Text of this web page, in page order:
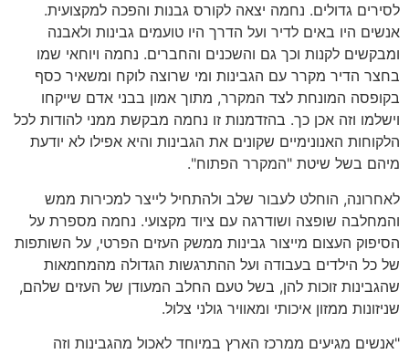
לסירים גדולים. נחמה יצאה לקורס גבנות והפכה למקצועית.
אנשים היו באים לדיר ועל הדרך היו טועמים גבינות ולאבנה
ומבקשים לקנות וכך גם והשכנים והחברים. נחמה ויוחאי שמו
בחצר הדיר מקרר עם הגבינות ומי שרוצה לוקח ומשאיר כסף
בקופסה המונחת לצד המקרר, מתוך אמון בבני אדם שייקחו
וישלמו וזה אכן כך. בהזדמנות זו נחמה מבקשת ממני להודות לכל
הלקוחות האנונימיים שקונים את הגבינות והיא אפילו לא יודעת
מיהם בשל שיטת "המקרר הפתוח".
לאחרונה, הוחלט לעבור שלב ולהתחיל לייצר למכירות ממש
והמחלבה שופצה ושודרגה עם ציוד מקצועי. נחמה מספרת על
הסיפוק העצום מייצור גבינות ממשק העזים הפרטי, על השותפות
של כל הילדים בעבודה ועל ההתרגשות הגדולה מהמחמאות
שהגבינות זוכות להן, בשל טעם החלב המעודן של העזים שלהם,
שניזונות ממזון איכותי ומאוויר גולני צלול.
"אנשים מגיעים ממרכז הארץ במיוחד לאכול מהגבינות וזה